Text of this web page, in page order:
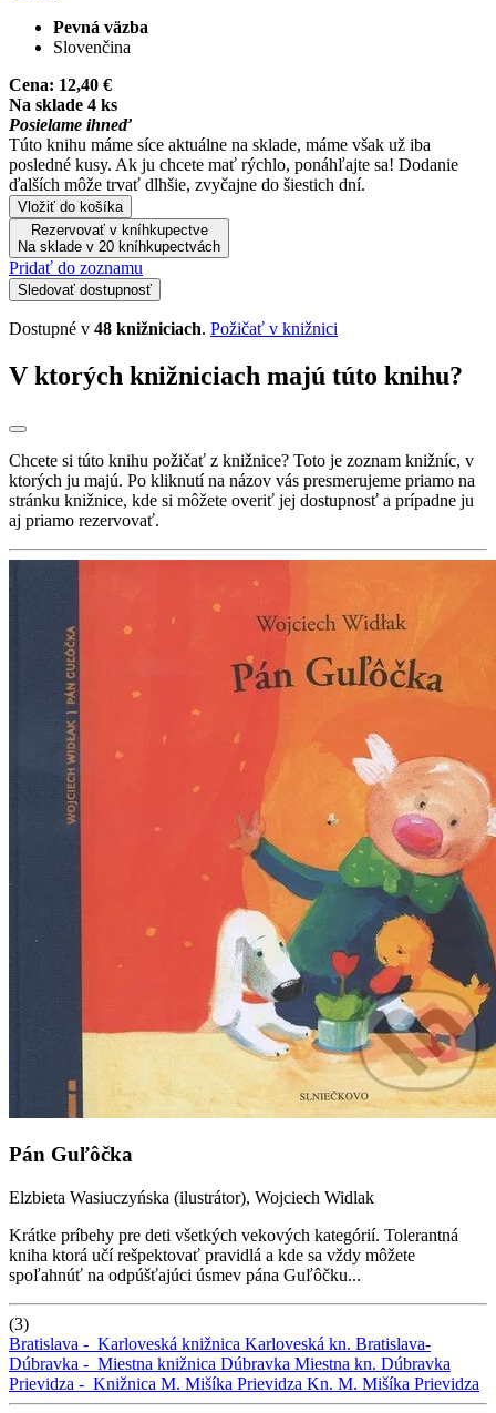
Pevná väzba
Slovenčina
Cena: 12,40 €
Na sklade 4 ks
Posielame ihneď
Túto knihu máme síce aktuálne na sklade, máme však už iba
posledné kusy. Ak ju chcete mať rýchlo, ponáhľajte sa! Dodanie
ďalších môže trvať dlhšie, zvyčajne do šiestich dní.
Vložiť do košíka
Rezervovať v kníhkupectve
Na sklade v 20 kníhkupectvách
Pridať do zoznamu
Sledovať dostupnosť
Dostupné v 48 knižniciach. Požičať v knižnici
V ktorých knižniciach majú túto knihu?
Chcete si túto knihu požičať z knižnice? Toto je zoznam knižníc, v
ktorých ju majú. Po kliknutí na názov vás presmerujeme priamo na
stránku knižnice, kde si môžete overiť jej dostupnosť a prípadne ju
aj priamo rezervovať.
Pán Guľôčka
Elzbieta Wasiuczyńska (ilustrátor), Wojciech Widlak
Krátke príbehy pre deti všetkých vekových kategórií. Tolerantná
kniha ktorá učí rešpektovať pravidlá a kde sa vždy môžete
spoľahnúť na odpúšťajúci úsmev pána Guľôčku...
(3)
Bratislava - Karloveská knižnica Karloveská kn. Bratislava-
Dúbravka - Miestna knižnica Dúbravka Miestna kn. Dúbravka
Prievidza - Knižnica M. Mišíka Prievidza Kn. M. Mišíka Prievidza